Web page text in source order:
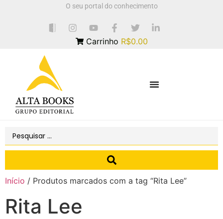
O seu portal do conhecimento
Carrinho R$0.00
Início / Produtos marcados com a tag “Rita Lee”
Rita Lee